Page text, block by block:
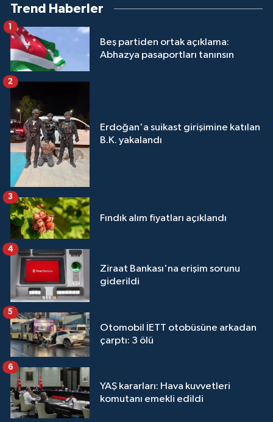
Trend Haberler
Beş partiden ortak açıklama:
Abhazya pasaportları tanınsın
1
Erdoğan'a suikast girişimine katılan
B.K. yakalandı
2
Fındık alım fiyatları açıklandı
3
Ziraat Bankası'na erişim sorunu
giderildi
4
Otomobil İETT otobüsüne arkadan
çarptı: 3 ölü
5
YAŞ kararları: Hava kuvvetleri
komutanı emekli edildi
6